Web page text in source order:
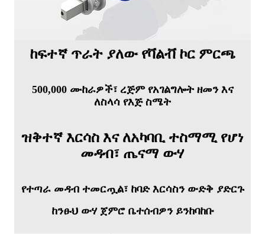
ከፍተኛ ጥራት ያለው የቫልቭ ኮር ምርጫ
500,000 ሙከራዎች፣ ረጅም የአገልግሎት ዘመን እና
ለስላሳ የእጅ ስሜት
ዝቅተኛ እርሳስ እና ለአካባቢ ተስማሚ የሆነ
መዳብ፣ ጤናማ ውሃ
የተጣራ መዳብ ተመርጧል፣ ከባድ እርሳስን ውድቅ ያድርጉ
ከንፁህ ውሃ ጀምሮ ቤተሰብዎን ይንከባከቡ